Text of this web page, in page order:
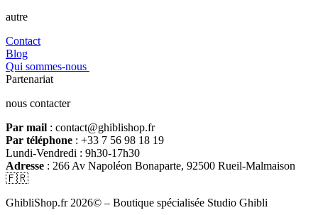
autre
Contact
Blog
Qui sommes-nous
Partenariat
nous contacter
Par mail : contact@ghiblishop.fr
Par téléphone : +33 7 56 98 18 19
Lundi-Vendredi : 9h30-17h30
Adresse : 266 Av Napoléon Bonaparte, 92500 Rueil-Malmaison
🇫🇷
GhibliShop.fr 2026© – Boutique spécialisée Studio Ghibli